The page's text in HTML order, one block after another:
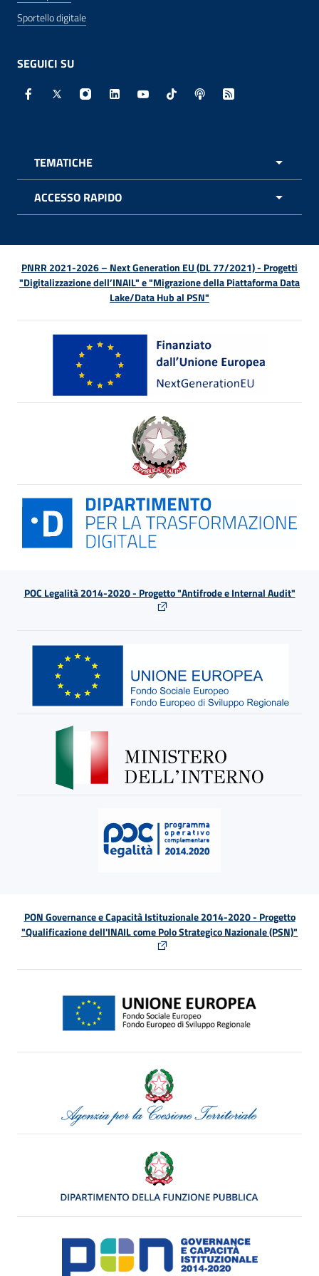
Sportello digitale
SEGUICI SU
Facebook - Sito esterno - Apertura in nuova finestra
X - Sito esterno - Apertura in nuova finestra
Instagram - Sito esterno - Apertura in
Linkedin - Sito esterno - Apertura in
Youtube - Sito esterno -
TikTok - Sito esterno -
Spreaker - Sito
Feed RSS -
TEMATICHE
ACCESSO RAPIDO
PNRR 2021-2026 – Next Generation EU (DL 77/2021) - Progetti
"Digitalizzazione dell’INAIL" e "Migrazione della Piattaforma Data
Lake/Data Hub al PSN"
POC Legalità 2014-2020 - Progetto "Antifrode e Internal Audit"
PON Governance e Capacità Istituzionale 2014-2020 - Progetto
"Qualificazione dell'INAIL come Polo Strategico Nazionale (PSN)"